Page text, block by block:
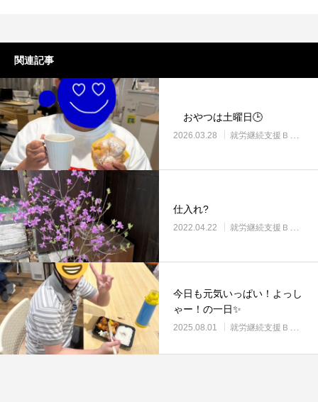
関連記事
おやつは土曜日🕒
2026.03.28 就労継続支援Ｂ型・ニコプレイス
仕入れ?
2022.04.22 就労継続支援Ｂ型・ニコプレイス
今日も元気いっぱい！よっし
ゃー！の一日✨
2025.08.01 就労継続支援Ｂ型・ニコプレイス